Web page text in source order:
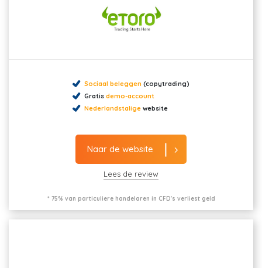
Sociaal beleggen (copytrading)
Gratis demo-account
Nederlandstalige website
Naar de website
Lees de review
* 75% van particuliere handelaren in CFD's verliest geld